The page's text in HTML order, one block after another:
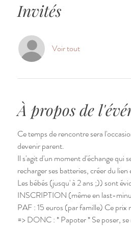
Invités
Voir tout
À propos de
Ce temps de rencontre sera
devenir parent.
Il s'agit d'un moment d'échange qui
recharger ses batteries, créer du
Les bébés (jusqu' à 2 ans ;)) sont
INSCRIPTION (même en last-
PAF : 15 euros (par famille) Ce
=> DONC : * Papoter * Se poser,